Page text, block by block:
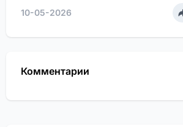
10-05-2026
Комментарии